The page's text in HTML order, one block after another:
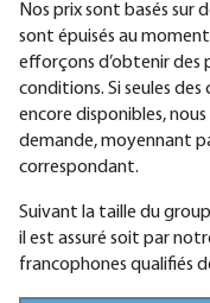
Nos prix sont basés sur
sont épuisés au
efforçons d’obtenir des
conditions. Si seules
encore disponibles,
demande, moyennant
correspondant.
Suivant la taille du
il est assuré soit par
francophones qualifiés